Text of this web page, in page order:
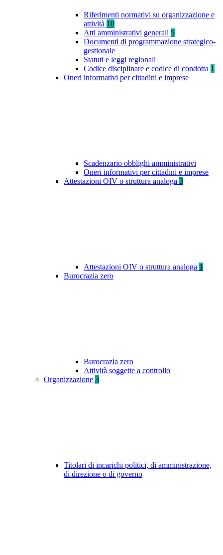
Riferimenti normativi su organizzazione e
attività 10
Atti amministrativi generali 5
Documenti di programmazione strategico-
gestionale
Statuti e leggi regionali
Codice disciplinare e codice di condotta 1
Oneri informativi per cittadini e imprese
Scadenzario obblighi amministrativi
Oneri informativi per cittadini e imprese
Attestazioni OIV o struttura analoga 3
Attestazioni OIV o struttura analoga 1
Burocrazia zero
Burocrazia zero
Attività soggette a controllo
Organizzazione 3
Titolari di incarichi politici, di amministrazione,
di direzione o di governo